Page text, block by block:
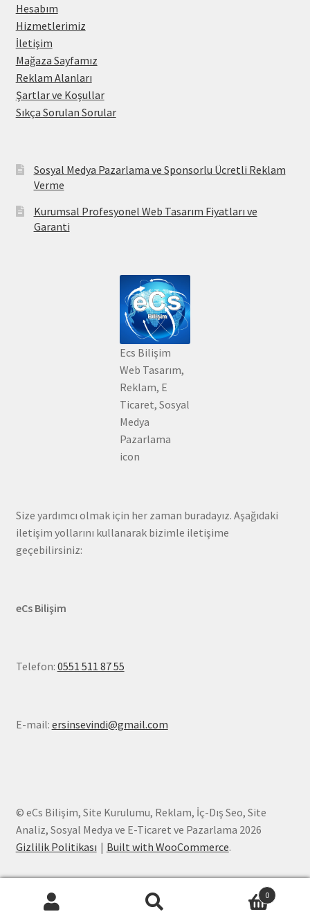
Hesabım
Hizmetlerimiz
İletişim
Mağaza Sayfamız
Reklam Alanları
Şartlar ve Koşullar
Sıkça Sorulan Sorular
Sosyal Medya Pazarlama ve Sponsorlu Ücretli Reklam
Verme
Kurumsal Profesyonel Web Tasarım Fiyatları ve
Garanti
Ecs Bilişim
Web Tasarım,
Reklam, E
Ticaret, Sosyal
Medya
Pazarlama
icon
Size yardımcı olmak için her zaman buradayız. Aşağıdaki
iletişim yollarını kullanarak bizimle iletişime
geçebilirsiniz:
eCs Bilişim
Telefon: 0551 511 87 55
E-mail: ersinsevindi@gmail.com
© eCs Bilişim, Site Kurulumu, Reklam, İç-Dış Seo, Site
Analiz, Sosyal Medya ve E-Ticaret ve Pazarlama 2026
Gizlilik Politikası
Built with WooCommerce.
0